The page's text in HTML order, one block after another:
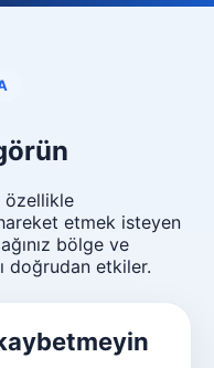
özellikle
etmek isteyen
bölge ve
doğrudan etkiler.